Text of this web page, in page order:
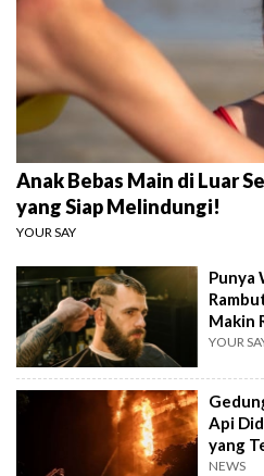
Anak Bebas Main di Luar
yang Siap Melindungi!
YOUR SAY
Punya
Makin
YOUR
Api
yang
NEWS